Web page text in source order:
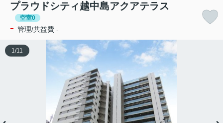
プラウドシティ越中島アクアテラス
空室0
- 管理/共益費 -
1/11